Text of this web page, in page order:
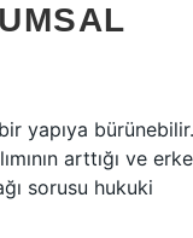
yapıya bürünebilir.
arttığı ve
sorusu hukuki